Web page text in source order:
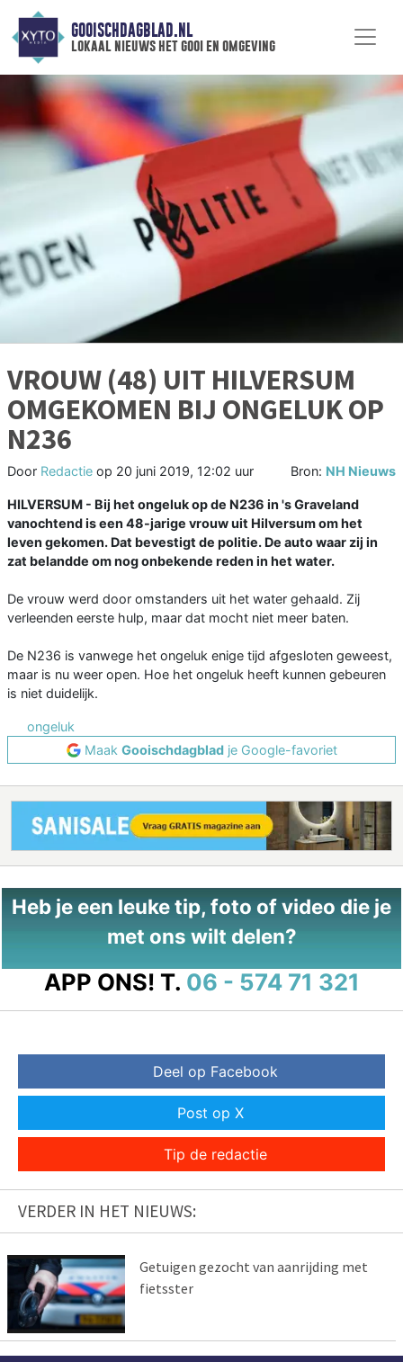
GOOISCHDAGBLAD.NL
lokaal nieuws het gooi en omgeving
VROUW (48) UIT HILVERSUM
OMGEKOMEN BIJ ONGELUK OP
N236
Door Redactie op 20 juni 2019, 12:02 uur Bron: NH Nieuws
HILVERSUM - Bij het ongeluk op de N236 in 's Graveland
vanochtend is een 48-jarige vrouw uit Hilversum om het
leven gekomen. Dat bevestigt de politie. De auto waar zij in
zat belandde om nog onbekende reden in het water.
De vrouw werd door omstanders uit het water gehaald. Zij
verleenden eerste hulp, maar dat mocht niet meer baten.
De N236 is vanwege het ongeluk enige tijd afgesloten geweest,
maar is nu weer open. Hoe het ongeluk heeft kunnen gebeuren
is niet duidelijk.
ongeluk
Maak Gooischdagbladje Google-favoriet
Heb je een leuke tip, foto of video die je
met ons wilt delen?
APP ONS! T. 06 - 574 71 321
Deel op Facebook
Post op X
Tip de redactie
VERDER IN HET NIEUWS:
Getuigen gezocht van aanrijding met
fietsster